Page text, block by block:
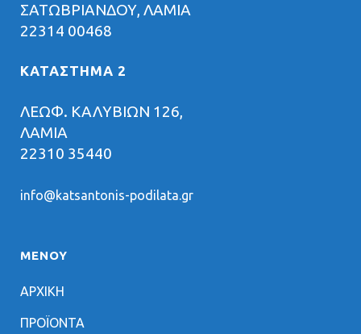
ΣΑΤΩΒΡΙΑΝΔΟΥ, ΛΑΜΙΑ
22314 00468
ΚΑΤΑΣΤΗΜΑ 2
ΛΕΩΦ. ΚΑΛΥΒΙΩΝ 126,
ΛΑΜΙΑ
22310 35440
info@katsantonis-podilata.gr
ΜΕΝΟΥ
ΑΡΧΙΚΗ
ΠΡΟΪΟΝΤΑ